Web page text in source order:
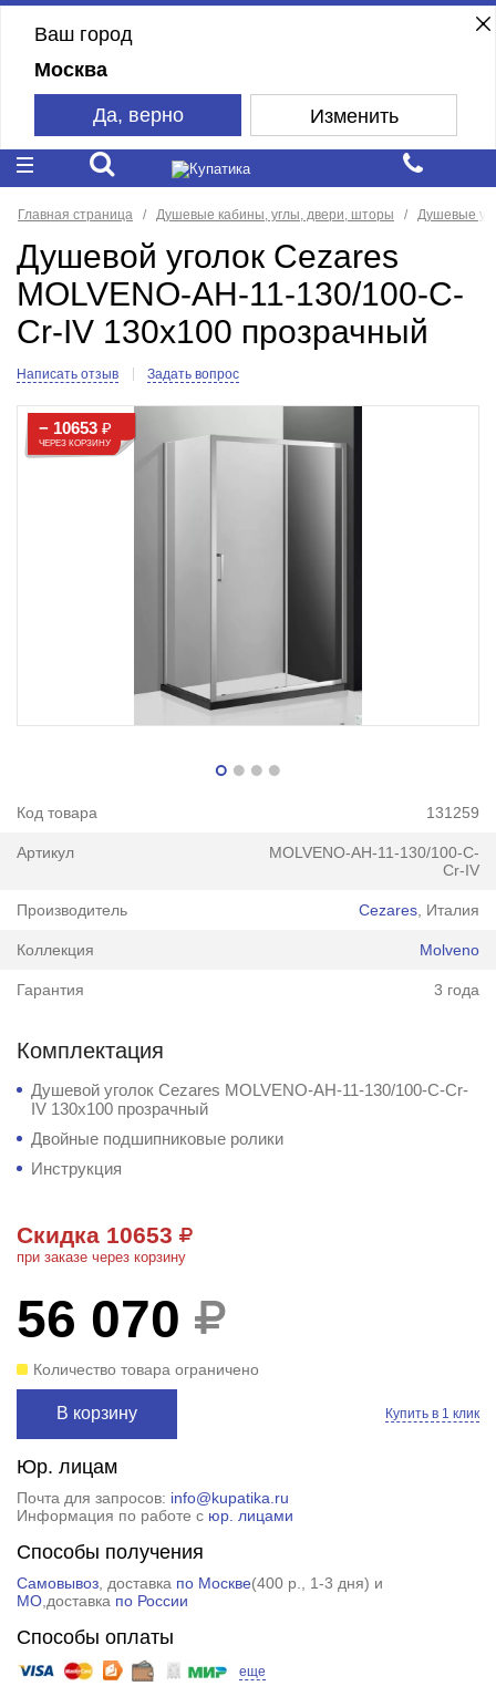
Ваш город
Москва
Да, верно Изменить
Главная страница Душевые кабины, углы, двери, шторы Душевые
Душевой уголок Cezares
MOLVENO-AH-11-130/100-C-
Cr-IV 130x100 прозрачный
Написать отзыв Задать вопрос
− 10653₽
ЧЕРЕЗ КОРЗИНУ
Код товара 131259
Артикул
MOLVENO-AH-11-130/100-C-
Cr-IV
Производитель Cezares , Италия
Коллекция Molveno
Гарантия 3 года
Комплектация
Душевой уголок Cezares MOLVENO-AH-11-130/100-C-Cr-
IV 130x100 прозрачный
Двойные подшипниковые ролики
Инструкция
Скидка 10653
при заказе через корзину
56 070
Количество товара ограничено
В корзину Купить в 1 клик
Юр. лицам
Почта для запросов: info@kupatika.ru
Информация по работе с юр. лицами
Способы получения
Самовывоз, доставка по Москве(400 р.
, 1-3 дня) и
МО,доставка по России
Способы оплаты
еще